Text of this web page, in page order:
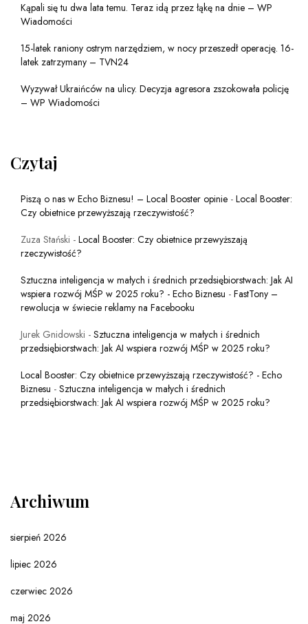
Kąpali się tu dwa lata temu. Teraz idą przez łąkę na dnie – WP
Wiadomości
15-latek raniony ostrym narzędziem, w nocy przeszedł operację. 16-
latek zatrzymany – TVN24
Wyzywał Ukraińców na ulicy. Decyzja agresora zszokowała policję
– WP Wiadomości
Czytaj
Piszą o nas w Echo Biznesu! – Local Booster opinie - Local Booster:
Czy obietnice przewyższają rzeczywistość?
Zuza Stański - Local Booster: Czy obietnice przewyższają
rzeczywistość?
Sztuczna inteligencja w małych i średnich przedsiębiorstwach: Jak AI
wspiera rozwój MŚP w 2025 roku? - Echo Biznesu - FastTony –
rewolucja w świecie reklamy na Facebooku
Jurek Gnidowski - Sztuczna inteligencja w małych i średnich
przedsiębiorstwach: Jak AI wspiera rozwój MŚP w 2025 roku?
Local Booster: Czy obietnice przewyższają rzeczywistość? - Echo
Biznesu - Sztuczna inteligencja w małych i średnich
przedsiębiorstwach: Jak AI wspiera rozwój MŚP w 2025 roku?
Archiwum
sierpień 2026
lipiec 2026
czerwiec 2026
maj 2026